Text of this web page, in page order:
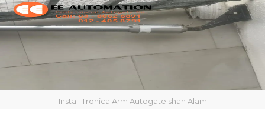
Install Tronica Arm Autogate shah Alam